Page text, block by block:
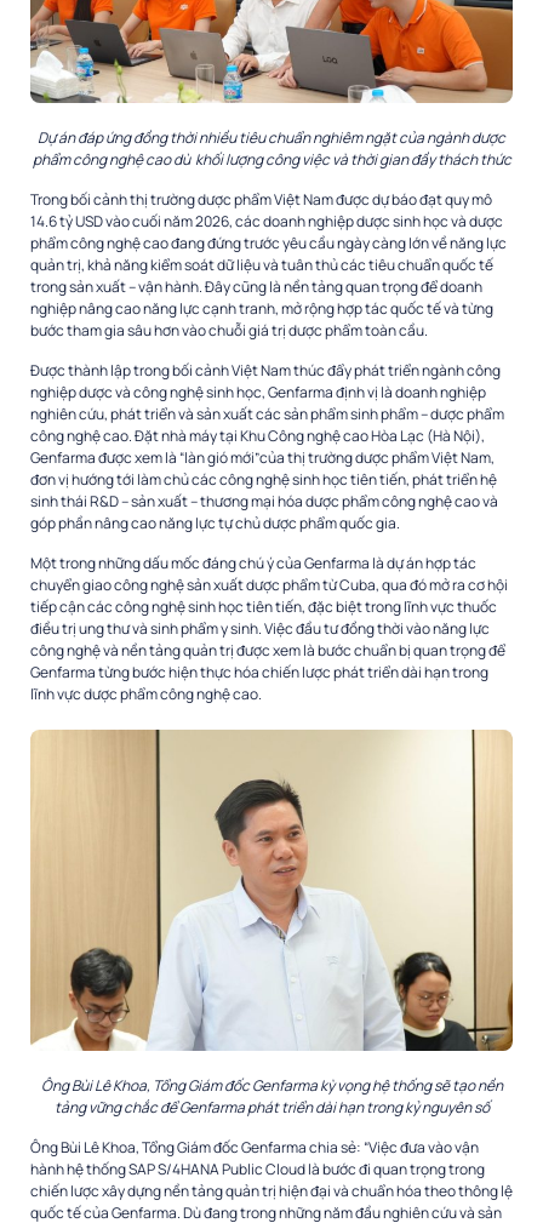
Dự án đáp ứng đồng thời nhiều tiêu chuẩn nghiêm ngặt của ngành dược
phẩm công nghệ cao dù khối lượng công việc và thời gian đầy thách thức
Trong bối cảnh thị trường dược phẩm Việt Nam được dự báo đạt quy mô
14.6 tỷ USD vào cuối năm 2026, các doanh nghiệp dược sinh học và dược
phẩm công nghệ cao đang đứng trước yêu cầu ngày càng lớn về năng lực
quản trị, khả năng kiểm soát dữ liệu và tuân thủ các tiêu chuẩn quốc tế
trong sản xuất – vận hành. Đây cũng là nền tảng quan trọng để doanh
nghiệp nâng cao năng lực cạnh tranh, mở rộng hợp tác quốc tế và từng
bước tham gia sâu hơn vào chuỗi giá trị dược phẩm toàn cầu.
Được thành lập trong bối cảnh Việt Nam thúc đẩy phát triển ngành công
nghiệp dược và công nghệ sinh học, Genfarma định vị là doanh nghiệp
nghiên cứu, phát triển và sản xuất các sản phẩm sinh phẩm – dược phẩm
công nghệ cao. Đặt nhà máy tại Khu Công nghệ cao Hòa Lạc (Hà Nội),
Genfarma được xem là “làn gió mới”của thị trường dược phẩm Việt Nam,
đơn vị hướng tới làm chủ các công nghệ sinh học tiên tiến, phát triển hệ
sinh thái R&D – sản xuất – thương mại hóa dược phẩm công nghệ cao và
góp phần nâng cao năng lực tự chủ dược phẩm quốc gia.
Một trong những dấu mốc đáng chú ý của Genfarma là dự án hợp tác
chuyển giao công nghệ sản xuất dược phẩm từ Cuba, qua đó mở ra cơ hội
tiếp cận các công nghệ sinh học tiên tiến, đặc biệt trong lĩnh vực thuốc
điều trị ung thư và sinh phẩm y sinh. Việc đầu tư đồng thời vào năng lực
công nghệ và nền tảng quản trị được xem là bước chuẩn bị quan trọng để
Genfarma từng bước hiện thực hóa chiến lược phát triển dài hạn trong
lĩnh vực dược phẩm công nghệ cao.
Ông Bùi Lê Khoa, Tổng Giám đốc Genfarma kỳ vọng hệ thống sẽ tạo nền
tảng vững chắc để Genfarma phát triển dài hạn trong kỷ nguyên số
Ông Bùi Lê Khoa, Tổng Giám đốc Genfarma chia sẻ: “Việc đưa vào vận
hành hệ thống SAP S/4HANA Public Cloud là bước đi quan trọng trong
chiến lược xây dựng nền tảng quản trị hiện đại và chuẩn hóa theo thông lệ
quốc tế của Genfarma. Dù đang trong những năm đầu nghiên cứu và sản